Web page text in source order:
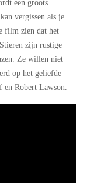
een groots
vergissen als je
film zien dat het
zijn rustige
Ze willen niet
op het geliefde
Robert Lawson.